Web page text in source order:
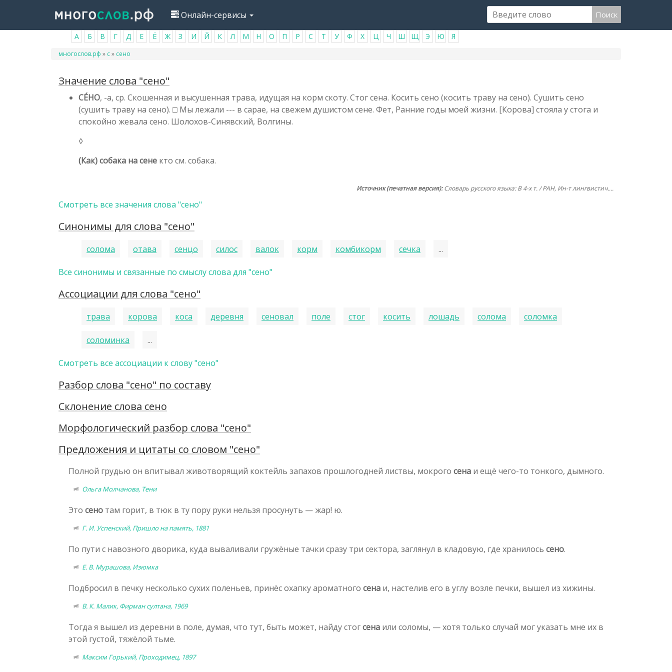
основному
Онлайн-сервисы Поиск
А Б В Г Д Е Ё Ж З И Й К Л М Н О П Р С Т У Ф Х Ц Ч Ш Щ Э Ю Я
Вы
многослов.рф » с» сено
Значение слова "сено"
СЕ́НО, -а, ср. Скошенная и высушенная трава, идущая на корм скоту. Стог сена. Косить сено (косить траву на сено). Сушить сено
(сушить траву на сено). □ Мы лежали --- в сарае, на свежем душистом сене. Фет, Ранние годы моей жизни. [Корова] стояла у стога и
спокойно жевала сено. Шолохов-Синявский, Волгины.
◊
(Как) собака на сене кто см. собака.
Источник (печатная версия):Словарь русского языка: В 4-х т. / РАН, Ин-т лингвистич....
Смотреть все значения слова "сено"
Синонимы для слова "сено"
солома отава сенцо силос валок корм комбикорм сечка ...
Все синонимы и связанные по смыслу слова для "сено"
Ассоциации для слова "сено"
трава корова коса деревня сеновал поле стог косить лошадь солома соломка
соломинка ...
Смотреть все ассоциации к слову "сено"
Разбор слова "сено" по составу
Склонение слова сено
Морфологический разбор слова "сено"
Предложения и цитаты со словом "сено"
Полной грудью он впитывал животворящий коктейль запахов прошлогодней листвы, мокрого сена и ещё чего-то тонкого, дымного.
Ольга Молчанова, Тени
Это сено там горит, в тюк в ту пору руки нельзя просунуть — жар! ю.
Г. И. Успенский, Пришло на память, 1881
По пути с навозного дворика, куда вываливали гружёные тачки сразу три сектора, заглянул в кладовую, где хранилось сено.
Е. В. Мурашова, Изюмка
Подбросил в печку несколько сухих поленьев, принёс охапку ароматного сена и, настелив его в углу возле печки, вышел из хижины.
В. К. Малик, Фирман султана, 1969
Тогда я вышел из деревни в поле, думая, что тут, быть может, найду стогсена или соломы, — хотя только случай мог указать мне их в
этой густой, тяжёлой тьме.
Максим Горький, Проходимец, 1897